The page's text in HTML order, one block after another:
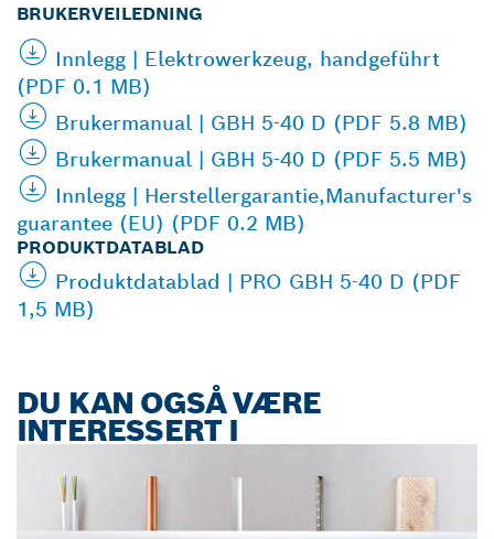
BRUKERVEILEDNING
Innlegg | Elektrowerkzeug, handgeführt
(PDF 0.1 MB)
Brukermanual | GBH 5-40 D (PDF 5.8 MB)
Brukermanual | GBH 5-40 D (PDF 5.5 MB)
Innlegg | Herstellergarantie,Manufacturer's
guarantee (EU) (PDF 0.2 MB)
PRODUKTDATABLAD
Produktdatablad | PRO GBH 5-40 D (PDF
1,5 MB)
DU KAN OGSÅ VÆRE
INTERESSERT I